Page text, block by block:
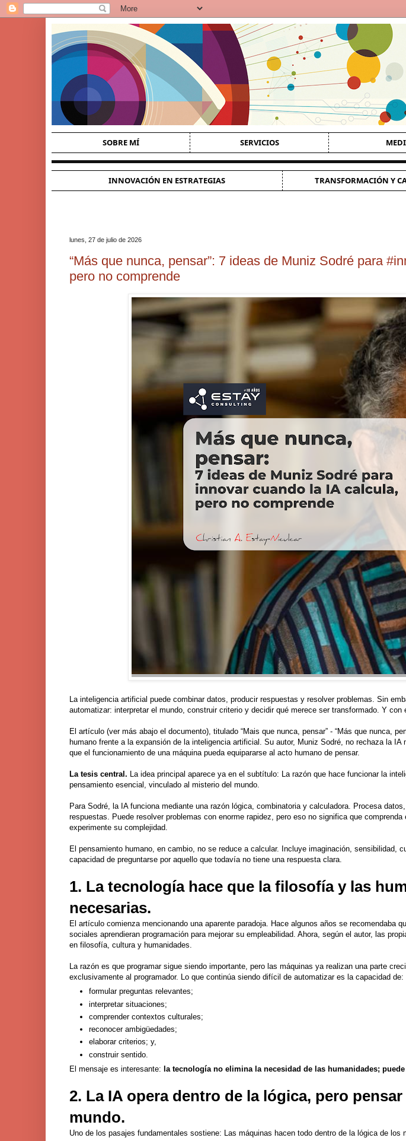
SOBRE MÍ SERVICIOS
INNOVACIÓN EN ESTRATEGIAS TRANSFORMACIÓN Y
lunes, 27 de julio de 2026
“Más que nunca, pensar”: 7 ideas de Muniz Sodré para
pero no comprende
La inteligencia artificial puede combinar datos, producir respuestas y resolver problemas. Sin
automatizar: interpretar el mundo, construir criterio y decidir qué merece ser transformado. Y con
El artículo (ver más abajo el documento), titulado “Mais que nunca, pensar” - “Más que nunca,
humano frente a la expansión de la inteligencia artificial. Su autor, Muniz Sodré, no rechaza la
que el funcionamiento de una máquina pueda equipararse al acto humano de pensar.
La tesis central. La idea principal aparece ya en el subtítulo: La razón que hace funcionar la
pensamiento esencial, vinculado al misterio del mundo.
Para Sodré, la IA funciona mediante una razón lógica, combinatoria y calculadora. Procesa
respuestas. Puede resolver problemas con enorme rapidez, pero eso no significa que
experimente su complejidad.
El pensamiento humano, en cambio, no se reduce a calcular. Incluye imaginación, sensibilidad,
capacidad de preguntarse por aquello que todavía no tiene una respuesta clara.
1. La tecnología hace que la filosofía y las
necesarias.
El artículo comienza mencionando una aparente paradoja. Hace algunos años se recomendaba
sociales aprendieran programación para mejorar su empleabilidad. Ahora, según el autor, las
en filosofía, cultura y humanidades.
La razón es que programar sigue siendo importante, pero las máquinas ya realizan una parte
exclusivamente al programador. Lo que continúa siendo difícil de automatizar es la capacidad de:
formular preguntas relevantes;
interpretar situaciones;
comprender contextos culturales;
reconocer ambigüedades;
elaborar criterios; y,
construir sentido.
El mensaje es interesante: la tecnología no elimina la necesidad de las humanidades;
2. La IA opera dentro de la lógica, pero
mundo.
Uno de los pasajes fundamentales sostiene: Las máquinas hacen todo dentro de la lógica de los